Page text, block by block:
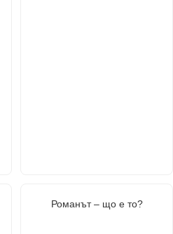
Романът – що е то?